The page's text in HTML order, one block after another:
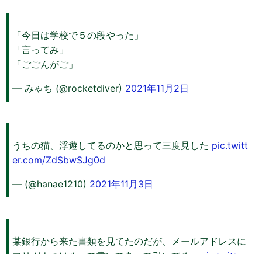
「今日は学校で５の段やった」
「言ってみ」
「ごごんがご」
— みゃち (@rocketdiver) 2021年11月2日
うちの猫、浮遊してるのかと思って三度見した pic.twitt
er.com/ZdSbwSJg0d
— (@hanae1210) 2021年11月3日
某銀行から来た書類を見てたのだが、メールアドレスに